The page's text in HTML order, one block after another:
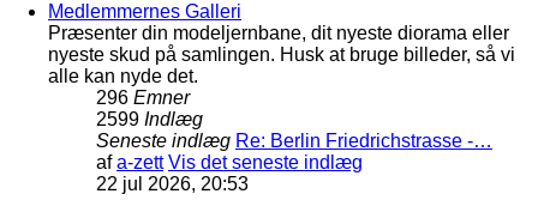
Medlemmernes Galleri
Præsenter din modeljernbane, dit nyeste diorama eller
nyeste skud på samlingen. Husk at bruge billeder, så vi
alle kan nyde det.
296 Emner
2599 Indlæg
Seneste indlæg Re: Berlin Friedrichstrasse -…
afa-zett Vis det seneste indlæg
22 jul 2026, 20:53